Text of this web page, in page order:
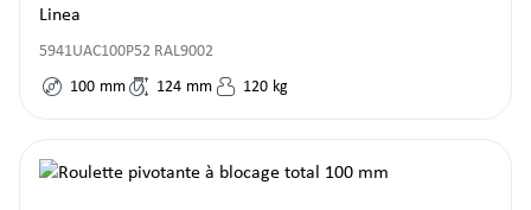
Linea
5941UAC100P52 RAL9002
100 mm 124 mm 120 kg